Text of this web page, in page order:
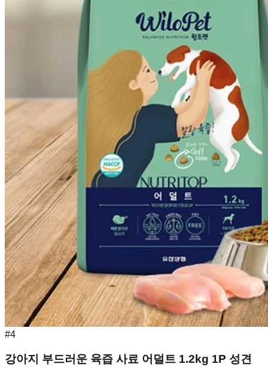
#4
강아지 부드러운 육즙 사료 어덜트 1.2kg 1P 성견